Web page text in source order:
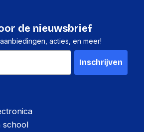
school
de nieuwsbrief
acties, en meer!
Inschrijven